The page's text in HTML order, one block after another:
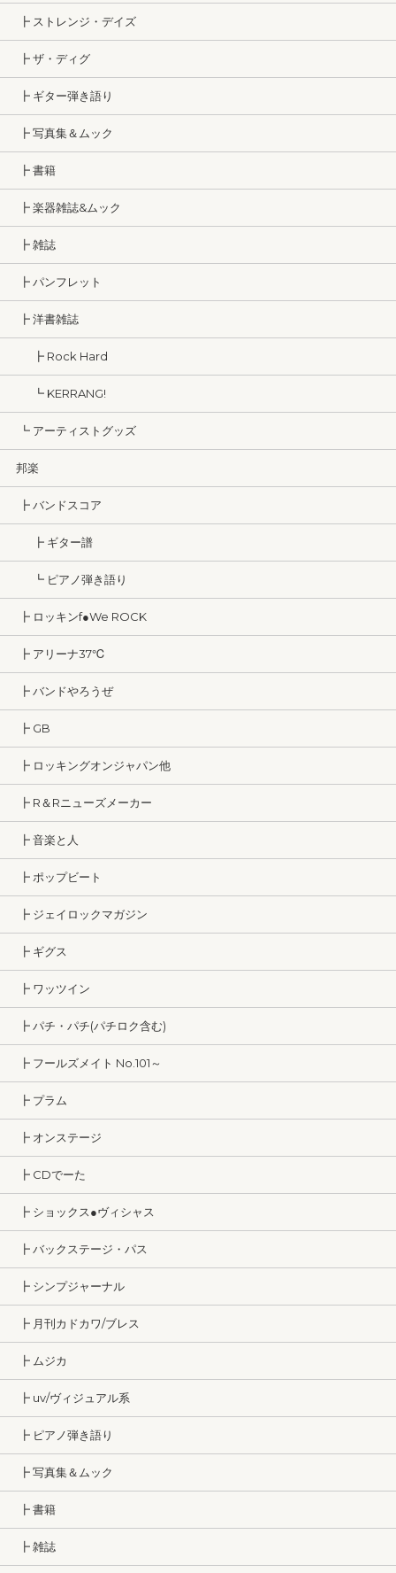
┣ ストレンジ・デイズ
┣ ザ・ディグ
┣ ギター弾き語り
┣ 写真集＆ムック
┣ 書籍
┣ 楽器雑誌&ムック
┣ 雑誌
┣ パンフレット
┣ 洋書雑誌
┣ Rock Hard
┗ KERRANG!
┗ アーティストグッズ
邦楽
┣ バンドスコア
┣ ギター譜
┗ ピアノ弾き語り
┣ ロッキンf●We ROCK
┣ アリーナ37℃
┣ バンドやろうぜ
┣ GB
┣ ロッキングオンジャパン他
┣ R＆Rニューズメーカー
┣ 音楽と人
┣ ポップビート
┣ ジェイロックマガジン
┣ ギグス
┣ ワッツイン
┣ パチ・パチ(パチロク含む)
┣ フールズメイト No.101～
┣ プラム
┣ オンステージ
┣ CDでーた
┣ ショックス●ヴィシャス
┣ バックステージ・パス
┣ シンプジャーナル
┣ 月刊カドカワ/ブレス
┣ ムジカ
┣ uv/ヴィジュアル系
┣ ピアノ弾き語り
┣ 写真集＆ムック
┣ 書籍
┣ 雑誌